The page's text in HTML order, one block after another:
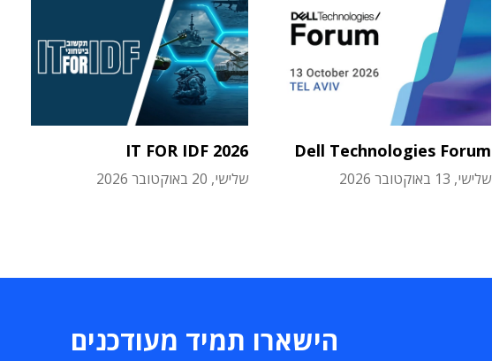
Dell Technologies Forum
שלישי, 13 באוקטובר 2026
IT FOR IDF 2026
שלישי, 20 באוקטובר 2026
הישארו תמיד מעודכנים